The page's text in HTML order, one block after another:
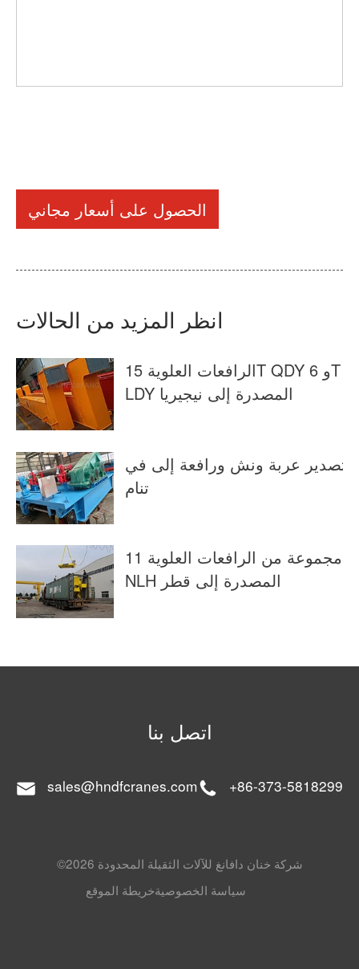
الحصول على أسعار مجاني
انظر المزيد من الحالات
الرافعات العلوية 15T QDY و 6T
LDY المصدرة إلى نيجيريا
تصدير عربة ونش ورافعة إلى في
تنام
11 مجموعة من الرافعات العلوية
NLH المصدرة إلى قطر
اتصل بنا
sales@hndfcranes.com +86-373-5818299
©2026 شركة خنان دافانغ للآلات الثقيلة المحدودة
سياسة الخصوصيةخريطة الموقع